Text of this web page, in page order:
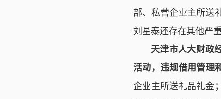
部、私营企业主所送
刘星泰还存在其他严
天津市人大财政
活动，违规借用管理
企业主所送礼品礼金